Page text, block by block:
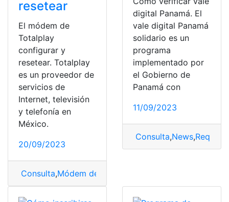
resetear
El módem de
Totalplay
configurar y
resetear. Totalplay
es un proveedor de
servicios de
Internet, televisión
y telefonía en
México.
20/09/2023
Consulta,Módem de Totalplay
digital Panamá. El
vale digital Panamá
solidario es un
programa
implementado por
el Gobierno de
Panamá con
11/09/2023
Consulta,News,